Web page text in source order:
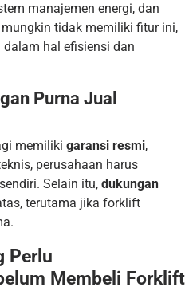
manajemen energi, dan
tidak memiliki fitur ini,
hal efisiensi dan
Purna Jual
memiliki garansi resmi,
perusahaan harus
Selain itu, dukungan
terutama jika forklift
Perlu
Membeli Forklift